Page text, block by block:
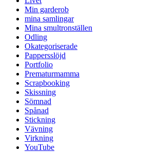
Min garderob
mina samlingar
Mina smultronställen
Odling
Okategoriserade
Pappersslöjd
Portfolio
Prematurmamma
Scrapbooking
Skissning
Sömnad
Spånad
Stickning
Vävning
Virkning
YouTube